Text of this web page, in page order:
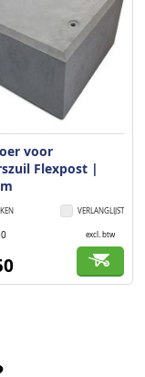
voor
Flexpost |
VERLANGLIJST
excl. btw